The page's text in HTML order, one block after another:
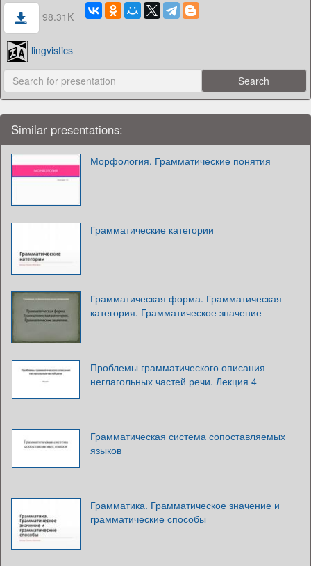
98.31K
lingvistics
Similar presentations:
Морфология. Грамматические понятия
Грамматические категории
Грамматическая форма. Грамматическая
категория. Грамматическое значение
Проблемы грамматического описания
неглагольных частей речи. Лекция 4
Грамматическая система сопоставляемых
языков
Грамматика. Грамматическое значение и
грамматические способы